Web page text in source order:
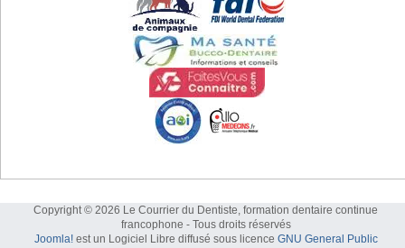
Copyright © 2026 Le Courrier du Dentiste, formation dentaire continue
francophone - Tous droits réservés
Joomla!est un Logiciel Libre diffusé sous licence GNU General Public